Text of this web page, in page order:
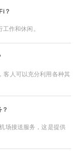
？
作和休闲。
客人可以充分利用各种其
场接送服务，这是提供